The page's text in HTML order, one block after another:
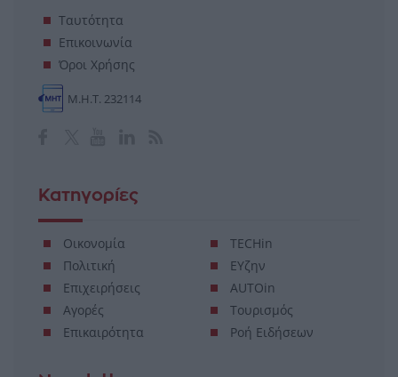
Ταυτότητα
Επικοινωνία
Όροι Χρήσης
Μ.Η.Τ. 232114
Κατηγορίες
Οικονομία
Πολιτική
Επιχειρήσεις
Αγορές
Επικαιρότητα
TECHin
ΕΥζην
AUTOin
Τουρισμός
Ροή Ειδήσεων